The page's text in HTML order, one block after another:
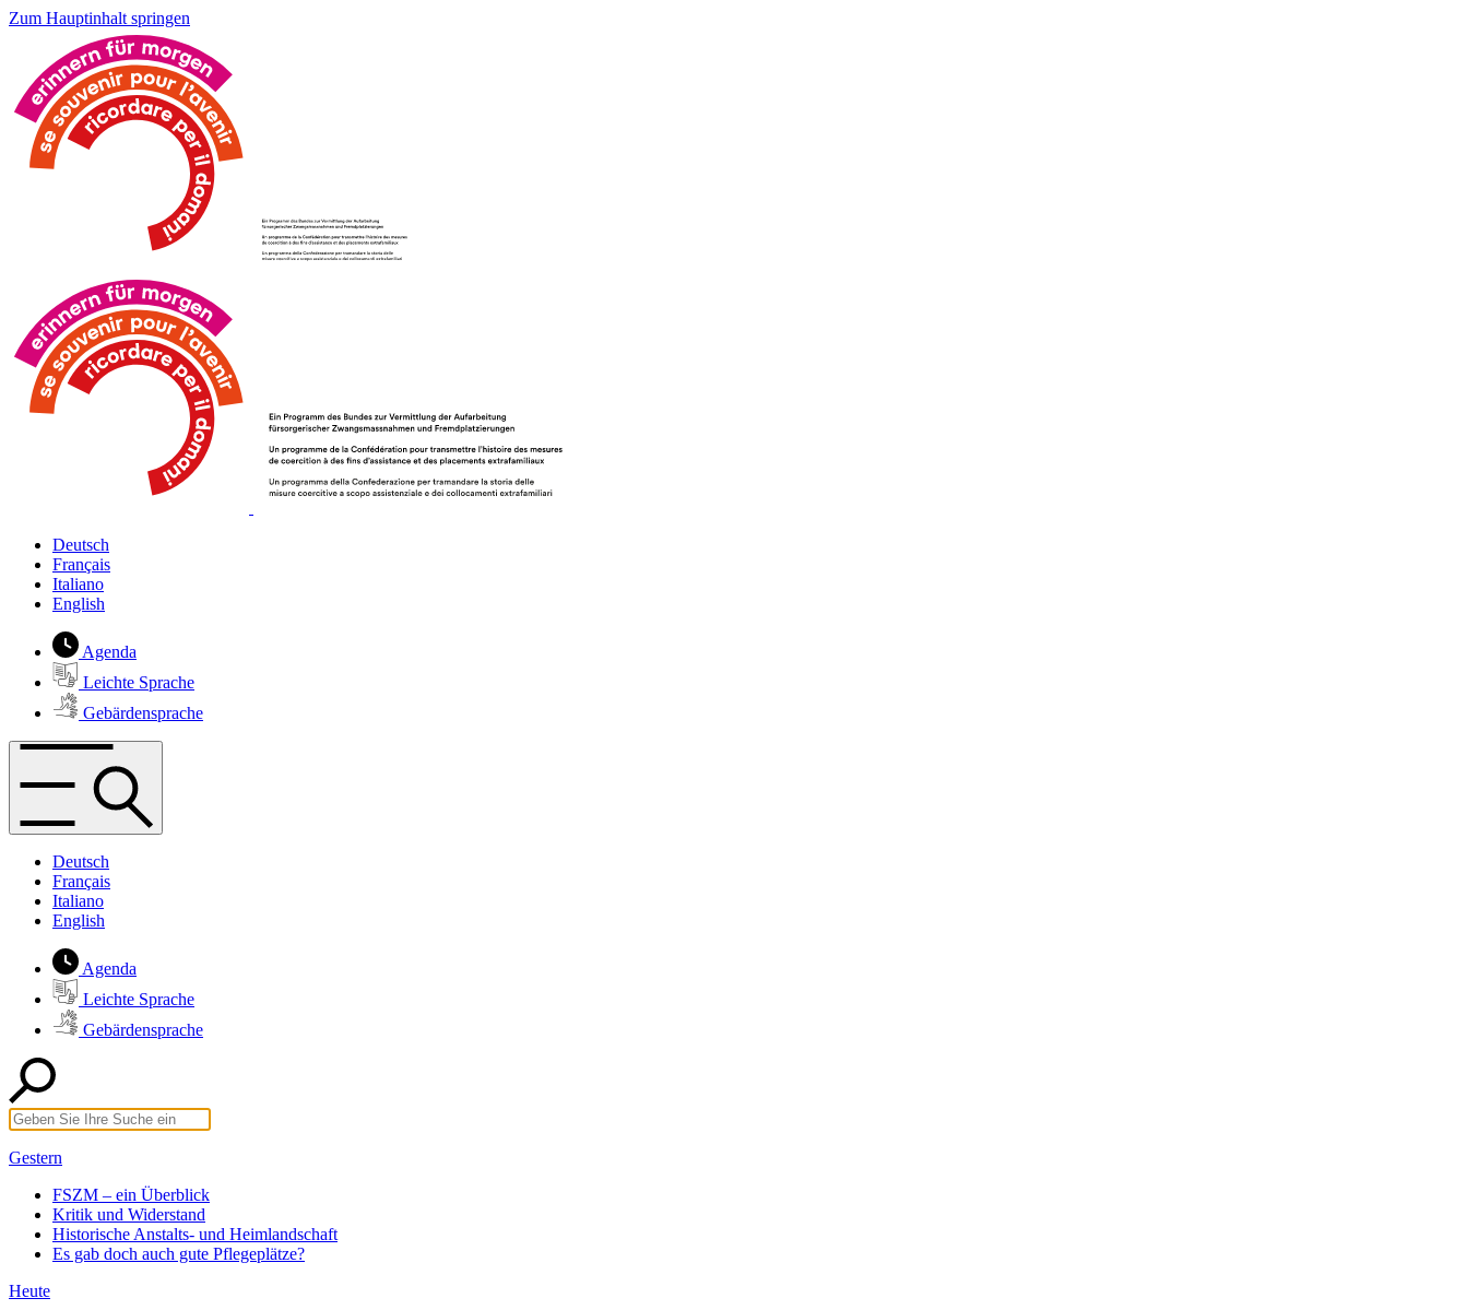
Zum Hauptinhalt springen
Deutsch
Français
Italiano
English
Agenda
Leichte Sprache
Gebärdensprache
Deutsch
Français
Italiano
English
Agenda
Leichte Sprache
Gebärdensprache
Gestern
FSZM – ein Überblick
Kritik und Widerstand
Historische Anstalts- und Heimlandschaft
Es gab doch auch gute Pflegeplätze?
Heute